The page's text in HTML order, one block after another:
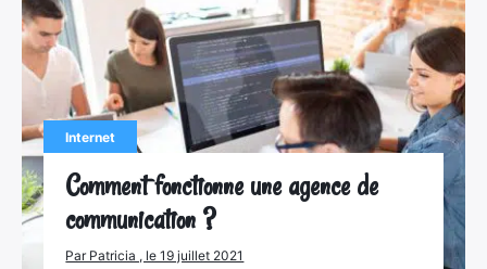
Internet
Comment fonctionne une agence de
communication ?
Par Patricia , le 19 juillet 2021